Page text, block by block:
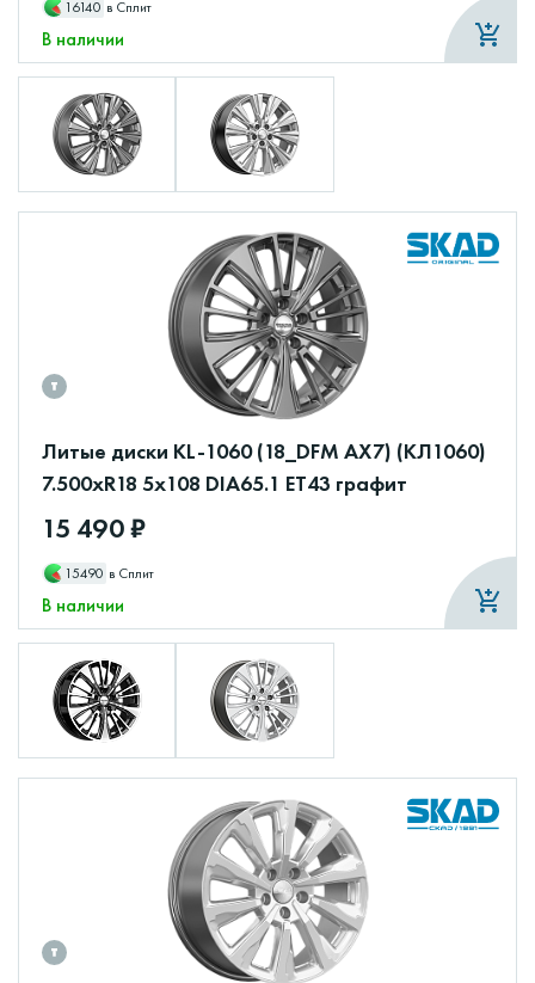
16140 в Сплит
В наличии
Литые диски KL-1060 (18_DFM AX7) (КЛ1060)
7.500xR18 5x108 DIA65.1 ET43 графит
15 490 ₽
15490 в Сплит
В наличии